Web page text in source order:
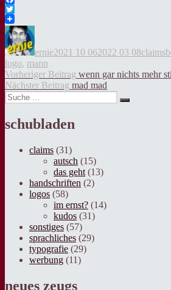
Facebook
Twitter
ernie2021 10 062022 03 08claims
logo, mann
Beitragsnavigation
Vorheriger Beitrag Vorheriger
Beitrag:
wenn gar nichts mehr
Nächster Beitrag Nächster
Beitrag:
mad mad
Suche
nach:
Suche
schubladen
claims (31)
autsch (15)
das geht (13)
handschriften (2)
logos (58)
im ernst? (14)
kudos (31)
sonstiges (57)
sprachliches (29)
typografie (29)
werbung (11)
neues zeugs